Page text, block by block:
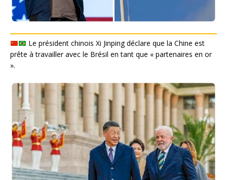
Le président chinois Xi Jinping déclare que la Chine est
prête à travailler avec le Brésil en tant que « partenaires en or
».